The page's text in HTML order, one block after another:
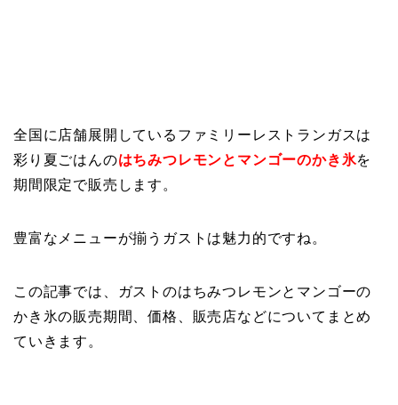
全国に店舗展開しているファミリーレストランガスは
彩り夏ごはんのはちみつレモンとマンゴーのかき氷を
期間限定で販売します。
豊富なメニューが揃うガストは魅力的ですね。
この記事では、ガストのはちみつレモンとマンゴーの
かき氷の販売期間、価格、販売店などについてまとめ
ていきます。